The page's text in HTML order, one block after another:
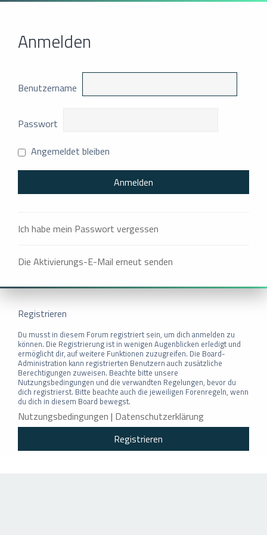
Anmelden
Benutzername
Passwort
Angemeldet bleiben
Ich habe mein Passwort vergessen
Die Aktivierungs-E-Mail erneut senden
Registrieren
Du musst in diesem Forum registriert sein, um dich anmelden zu
können. Die Registrierung ist in wenigen Augenblicken erledigt und
ermöglicht dir, auf weitere Funktionen zuzugreifen. Die Board-
Administration kann registrierten Benutzern auch zusätzliche
Berechtigungen zuweisen. Beachte bitte unsere
Nutzungsbedingungen und die verwandten Regelungen, bevor du
dich registrierst. Bitte beachte auch die jeweiligen Forenregeln, wenn
du dich in diesem Board bewegst.
Nutzungsbedingungen | Datenschutzerklärung
Registrieren